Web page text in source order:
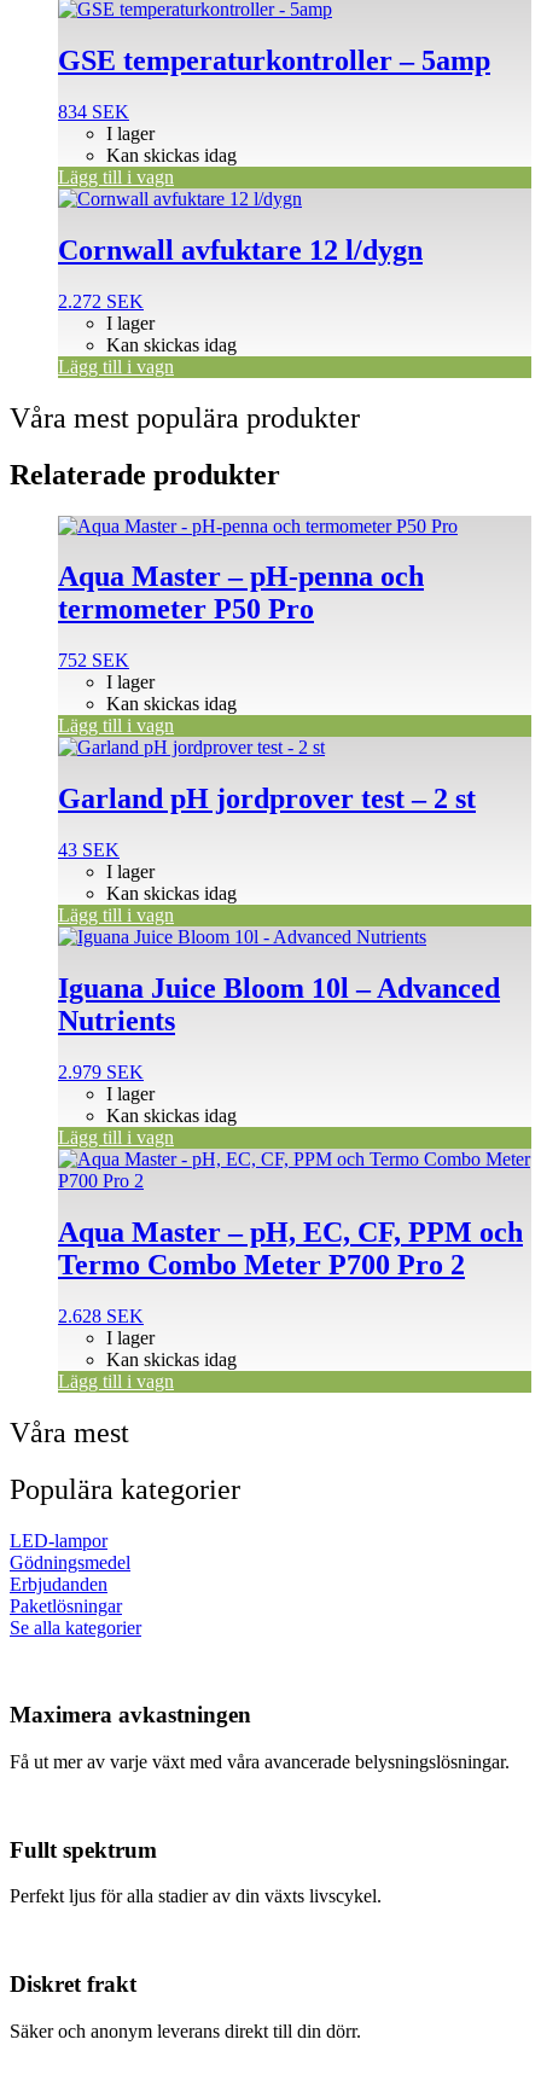
GSE temperaturkontroller – 5amp
834 SEK
I lager
Kan skickas idag
Lägg till i vagn
Cornwall avfuktare 12 l/dygn
2.272 SEK
I lager
Kan skickas idag
Lägg till i vagn
Våra mest populära produkter
Relaterade produkter
Aqua Master – pH-penna och
termometer P50 Pro
752 SEK
I lager
Kan skickas idag
Lägg till i vagn
Garland pH jordprover test – 2 st
43 SEK
I lager
Kan skickas idag
Lägg till i vagn
Iguana Juice Bloom 10l – Advanced
Nutrients
2.979 SEK
I lager
Kan skickas idag
Lägg till i vagn
Aqua Master – pH, EC, CF, PPM och
Termo Combo Meter P700 Pro 2
2.628 SEK
I lager
Kan skickas idag
Lägg till i vagn
Våra mest
Populära kategorier
LED-lampor
Gödningsmedel
Erbjudanden
Paketlösningar
Se alla kategorier
Maximera avkastningen
Få ut mer av varje växt med våra avancerade belysningslösningar.
Fullt spektrum
Perfekt ljus för alla stadier av din växts livscykel.
Diskret frakt
Säker och anonym leverans direkt till din dörr.